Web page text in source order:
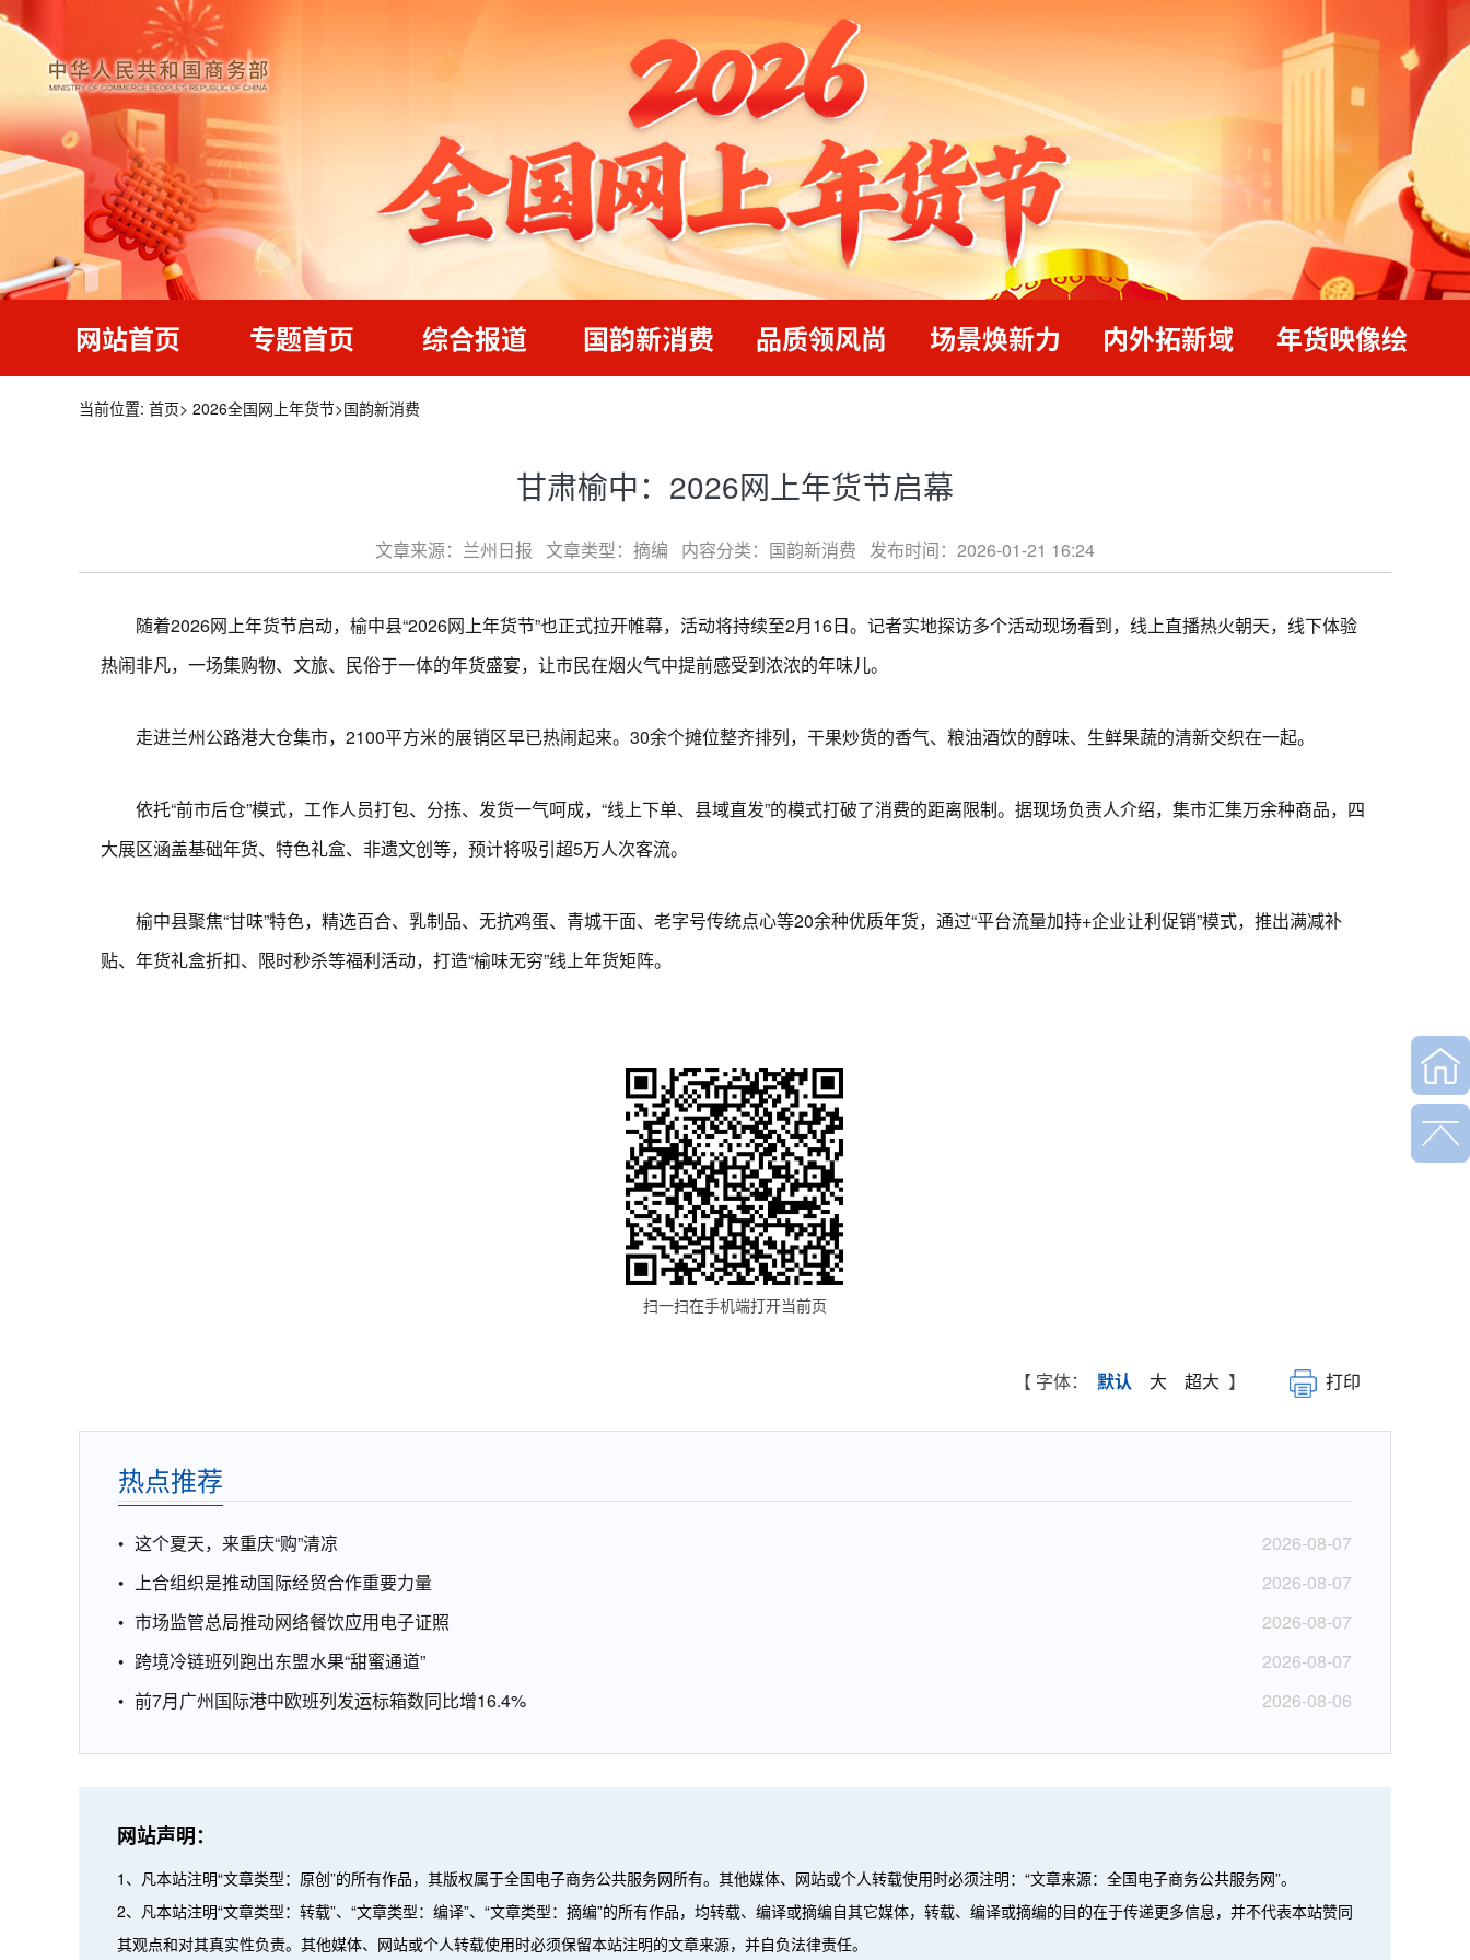
网站首页 专题首页 综合报道 国韵新消费 品质领风尚 场景焕新力 内外拓新域 年货映像绘
当前位置: 首页> 2026全国网上年货节>国韵新消费
甘肃榆中：2026网上年货节启幕
文章来源：兰州日报 文章类型：摘编 内容分类：国韵新消费 发布时间：2026-01-21 16:24
随着2026网上年货节启动，榆中县“2026网上年货节”也正式拉开帷幕，活动将持续至2月16日。记者实地探访多个活动现场看到，线上直播热火朝天，线下体验
热闹非凡，一场集购物、文旅、民俗于一体的年货盛宴，让市民在烟火气中提前感受到浓浓的年味儿。
走进兰州公路港大仓集市，2100平方米的展销区早已热闹起来。30余个摊位整齐排列，干果炒货的香气、粮油酒饮的醇味、生鲜果蔬的清新交织在一起。
依托“前市后仓”模式，工作人员打包、分拣、发货一气呵成，“线上下单、县域直发”的模式打破了消费的距离限制。据现场负责人介绍，集市汇集万余种商品，四
大展区涵盖基础年货、特色礼盒、非遗文创等，预计将吸引超5万人次客流。
榆中县聚焦“甘味”特色，精选百合、乳制品、无抗鸡蛋、青城干面、老字号传统点心等20余种优质年货，通过“平台流量加持+企业让利促销”模式，推出满减补
贴、年货礼盒折扣、限时秒杀等福利活动，打造“榆味无穷”线上年货矩阵。
扫一扫在手机端打开当前页
【 字体： 默认 大 超大 】 打印
热点推荐
这个夏天，来重庆“购”清凉
2026-08-07
上合组织是推动国际经贸合作重要力量
2026-08-07
市场监管总局推动网络餐饮应用电子证照
2026-08-07
跨境冷链班列跑出东盟水果“甜蜜通道”
2026-08-07
前7月广州国际港中欧班列发运标箱数同比增16.4%
2026-08-06
网站声明：
1、凡本站注明“文章类型：原创”的所有作品，其版权属于全国电子商务公共服务网所有。其他媒体、网站或个人转载使用时必须注明：“文章来源：全国电子商务公共服务网”。
2、凡本站注明“文章类型：转载”、“文章类型：编译”、“文章类型：摘编”的所有作品，均转载、编译或摘编自其它媒体，转载、编译或摘编的目的在于传递更多信息，并不代表本站赞同
其观点和对其真实性负责。其他媒体、网站或个人转载使用时必须保留本站注明的文章来源，并自负法律责任。